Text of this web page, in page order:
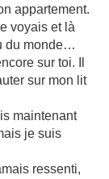
appartement.
voyais et là
du monde…
sur toi. Il
sur mon lit
maintenant
je suis
ressenti,